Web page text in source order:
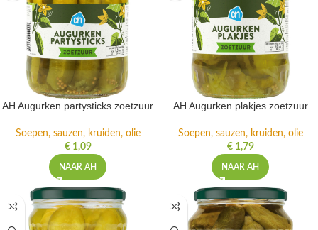
AH Augurken partysticks zoetzuur
Soepen, sauzen, kruiden, olie
€1,09
NAAR AH
AH Augurken plakjes zoetzuur
Soepen, sauzen, kruiden, olie
€1,79
NAAR AH